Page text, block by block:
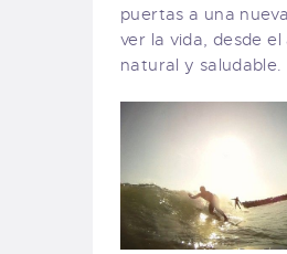
puertas a una
ver la vida, desde
natural y saludable.